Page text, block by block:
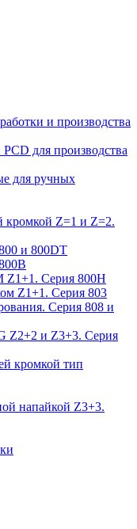
и производства
для производства
для ручных
кромкой Z=1 и Z=2.
и 800DT
Z1+1. Серия 800H
Z1+1. Серия 803
Серия 808 и
Z2+2 и Z3+3. Серия
кромкой тип
напайкой Z3+3.